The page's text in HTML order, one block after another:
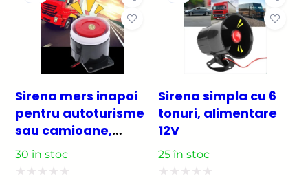
328,90 lei.
189,75 lei.
Sirena mers inapoi
pentru autoturisme
sau camioane,
tensiune 12V-24V,
nivel zgomot 105db
30 în stoc
Sirena simpla cu 6
tonuri, alimentare
12V
25 în stoc